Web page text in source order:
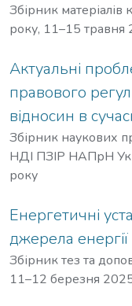
Збірник
року, 11–15 травня
Актуальні
правового
відносин в
Збірник наукових
НДІ ПЗІР НАПрН
року
Енергетичні
джерела енергії
Збірник тез та
11–12 березня